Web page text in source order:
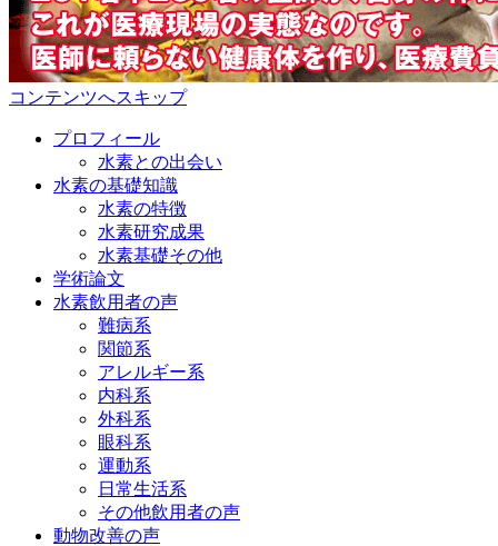
コンテンツへスキップ
プロフィール
水素との出会い
水素の基礎知識
水素の特徴
水素研究成果
水素基礎その他
学術論文
水素飲用者の声
難病系
関節系
アレルギー系
内科系
外科系
眼科系
運動系
日常生活系
その他飲用者の声
動物改善の声